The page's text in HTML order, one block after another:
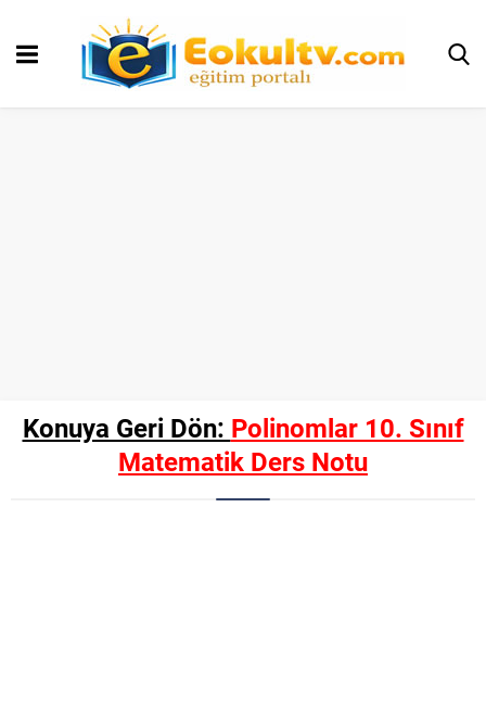
Konuya Geri Dön: Polinomlar 10. Sınıf
Matematik Ders Notu